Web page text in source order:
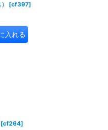
[cf397]
入れる
[cf264]